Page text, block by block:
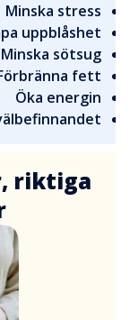
Minska stress
uppblåshet
Minska sötsug
fett
Öka energin
riktiga